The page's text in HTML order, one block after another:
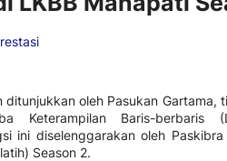
oleh Pasukan Gartama,
Keterampilan Baris-berbaris
ini diselenggarakan oleh
Season 2.